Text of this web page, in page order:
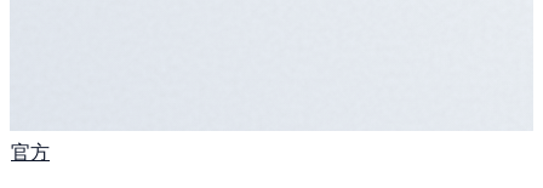
官方